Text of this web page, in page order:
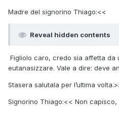
Madre del signorino Thiago:<<
Reveal hidden contents
Figliolo caro, credo sia affetta da
eutanasizzare. Vale a dire: deve
Stasera salutala per l’ultima
Signorino Thiago:<< Non capisco,